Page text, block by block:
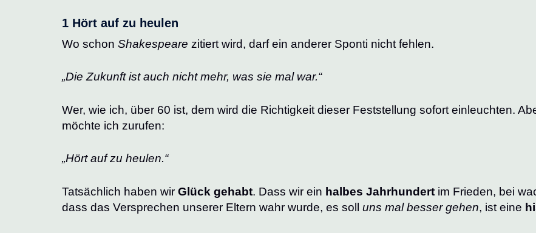
1 Hört auf zu heulen
Wo schon Shakespeare zitiert wird, darf ein anderer Sponti nicht fehlen.
„Die Zukunft ist auch nicht mehr, was sie mal war.“
Wer, wie ich, über 60 ist, dem wird die Richtigkeit dieser Feststellung sofort einleuchten.
möchte ich zurufen:
„Hört auf zu heulen.“
Tatsächlich haben wir Glück gehabt. Dass wir ein halbes Jahrhundert im Frieden, bei
dass das Versprechen unserer Eltern wahr wurde, es soll uns mal besser gehen, ist eine